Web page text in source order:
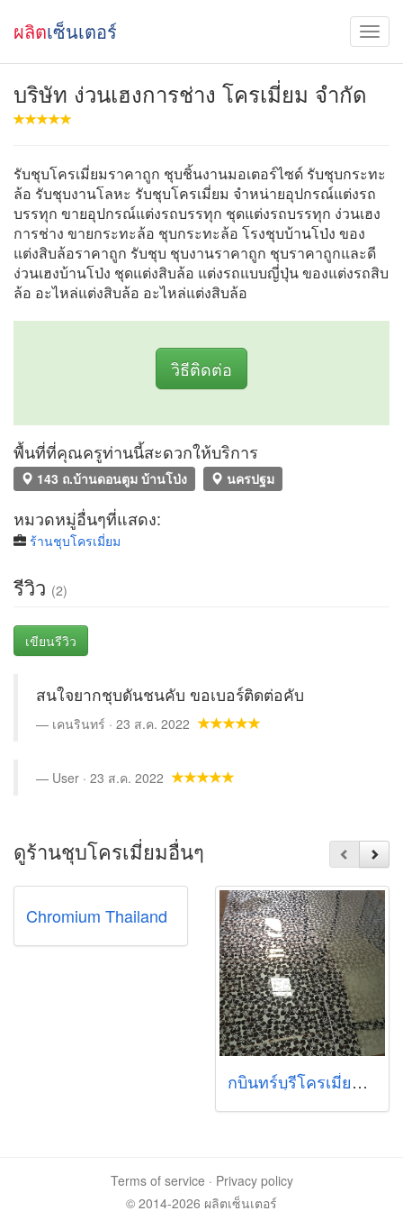
ผลิตเซ็นเตอร์
บริษัท ง่วนเฮงการช่าง โครเมี่ยม จำกัด
รับชุบโครเมี่ยมราคาถูก ชุบชิ้นงานมอเตอร์ไซด์ รับชุบกระทะ
ล้อ รับชุบงานโลหะ รับชุบโครเมี่ยม จำหน่ายอุปกรณ์แต่งรถ
บรรทุก ขายอุปกรณ์แต่งรถบรรทุก ชุดแต่งรถบรรทุก ง่วนเฮง
การช่าง ขายกระทะล้อ ชุบกระทะล้อ โรงชุบบ้านโป่ง ของ
แต่งสิบล้อราคาถูก รับชุบ ชุบงานราคาถูก ชุบราคาถูกและดี
ง่วนเฮงบ้านโป่ง ชุดแต่งสิบล้อ แต่งรถแบบญี่ปุ่น ของแต่งรถสิบ
ล้อ อะไหล่แต่งสิบล้อ อะไหล่แต่งสิบล้อ
วิธีติดต่อ
พื้นที่ที่คุณครูท่านนี้สะดวกให้บริการ
143 ถ.บ้านดอนตูม บ้านโป่ง นครปฐม
หมวดหมู่อื่นๆที่แสดง:
ร้านชุบโครเมี่ยม
รีวิว (2)
เขียนรีวิว
สนใจยากชุบดันชนคับ ขอเบอร์ติดต่อคับ
เคนรินทร์ · 23 ส.ค. 2022
User · 23 ส.ค. 2022
ดูร้านชุบโครเมี่ยมอื่นๆ
Chromium Thailand
กบินทร์บุรีโครเมี่ยมแอนด์เพ้นท์
Terms of service · Privacy policy
© 2014-2026 ผลิตเซ็นเตอร์